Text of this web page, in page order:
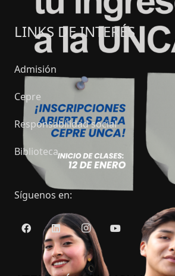
LINKS DE INTERÉS
Admisión
Cepre
Responsabilidad social
Biblioteca
Síguenos en: